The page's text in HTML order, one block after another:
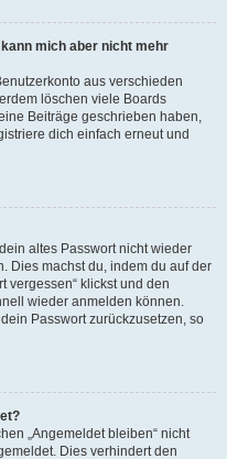
mich aber nicht mehr
aus verschieden
löschen viele Boards
Beiträge geschrieben haben,
dich einfach erneut und
altes Passwort nicht wieder
Dies machst du, indem du auf der
vergessen“ klickst und den
wieder anmelden können.
Passwort zurückzusetzen, so
„Angemeldet bleiben“ nicht
Dies verhindert den